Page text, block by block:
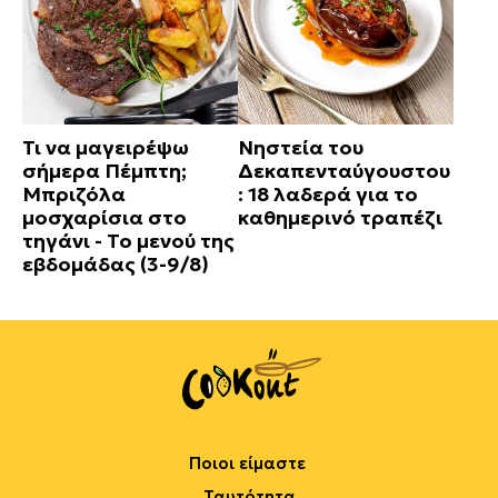
Τι να μαγειρέψω
σήμερα Πέμπτη;
Μπριζόλα
μοσχαρίσια στο
τηγάνι - Το μενού της
εβδομάδας (3-9/8)
Νηστεία του
Δεκαπενταύγουστου
: 18 λαδερά για το
καθημερινό τραπέζι
Ποιοι είμαστε